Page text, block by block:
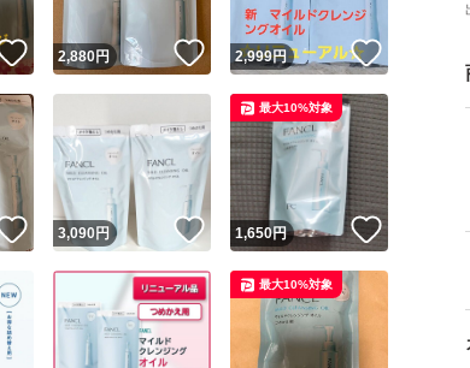
いいね！
2,880円 いいね！
2,999円
いいね！
3,090 円 いいね！
1,650円 いいね！
最大10%対象
最大10%対象